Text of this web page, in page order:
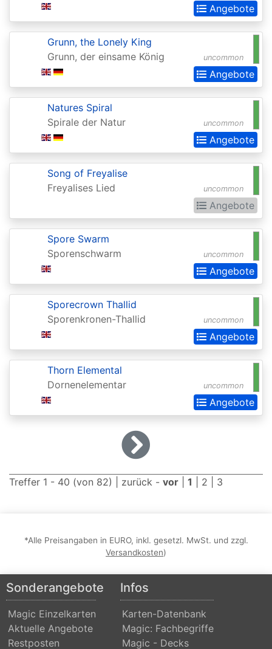
Conspiracy:
Take
Dark
Ascension
Darksteel
Dominaria
Dominaria
Dominaria
Remastered:
Dominaria
Dominaria
United:
Commander
Dominaria
United:
Dragons
Duel
Decks:
Ajani
vs.
Angebote
uncommon
Grunn, the Lonely King
Grunn, der einsame König
Angebote
uncommon
Natures Spiral
Spirale der Natur
Angebote
uncommon
Song of Freyalise
Freyalises Lied
Angebote
uncommon
Spore Swarm
Sporenschwarm
Angebote
uncommon
Sporecrown Thallid
Sporenkronen-Thallid
Angebote
uncommon
Thorn Elemental
Dornenelementar
Angebote
Treffer 1 - 40 (von 82) | zurück - vor 1 2 3
*Alle Preisangaben in EURO, inkl. gesetzl. MwSt. und zzgl.
Versandkosten)
Sonderangebote
Magic Einzelkarten
Aktuelle Angebote
Restposten
Infos
Karten-Datenbank
Magic: Fachbegriffe
Magic - Decks